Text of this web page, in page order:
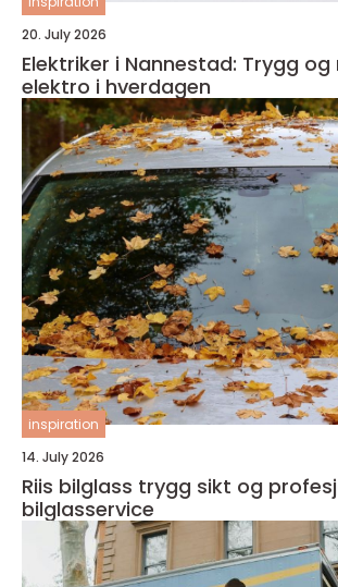
20. July 2026
Elektriker i Nannestad: Trygg
elektro i hverdagen
inspiration
14. July 2026
Riis bilglass trygg sikt og profesjonell
bilglasservice